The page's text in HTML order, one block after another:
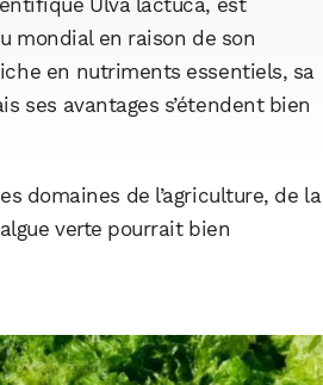
Ulva lactuca, est
mondial en raison de son
en nutriments essentiels, sa
ses avantages s’étendent bien
domaines de l’agriculture, de la
verte pourrait bien